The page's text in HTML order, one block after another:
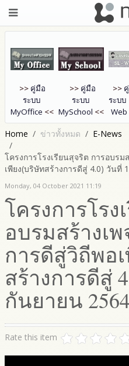
>> คู่มือ
ระบบ
MyOffice <<
>> คู่มือ
ระบบ
MySchool <<
>>
ระบบ
Web
Home ข่าวทั้งหมด E-News
โครงการโรงเรียนสุจริต การอบร
เพียง(บริษัทสร้างการดีสู่ 4.0) วันที่
Monday, 04 October 2021 11:19
โครงการโรง
อบรมสร้างเ
การดีสู่วิถีพอ
สร้างการดีสู่
กันยายน 2564
Rate this item